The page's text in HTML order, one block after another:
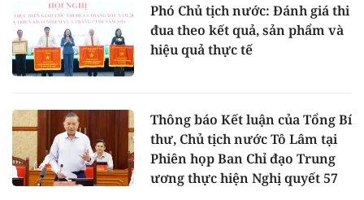
Phó Chủ tịch nước: Đánh giá thi
đua theo kết quả, sản phẩm và
hiệu quả thực tế
Thông báo Kết luận của Tổng Bí
thư, Chủ tịch nước Tô Lâm tại
Phiên họp Ban Chỉ đạo Trung
ương thực hiện Nghị quyết 57